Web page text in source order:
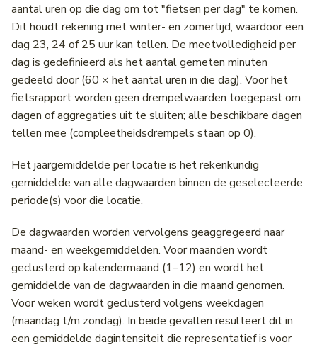
aantal uren op die dag om tot "fietsen per dag" te komen.
Dit houdt rekening met winter- en zomertijd, waardoor een
dag 23, 24 of 25 uur kan tellen. De meetvolledigheid per
dag is gedefinieerd als het aantal gemeten minuten
gedeeld door (60 × het aantal uren in die dag). Voor het
fietsrapport worden geen drempelwaarden toegepast om
dagen of aggregaties uit te sluiten; alle beschikbare dagen
tellen mee (compleetheidsdrempels staan op 0).
Het jaargemiddelde per locatie is het rekenkundig
gemiddelde van alle dagwaarden binnen de geselecteerde
periode(s) voor die locatie.
De dagwaarden worden vervolgens geaggregeerd naar
maand- en weekgemiddelden. Voor maanden wordt
geclusterd op kalendermaand (1–12) en wordt het
gemiddelde van de dagwaarden in die maand genomen.
Voor weken wordt geclusterd volgens weekdagen
(maandag t/m zondag). In beide gevallen resulteert dit in
een gemiddelde dagintensiteit die representatief is voor